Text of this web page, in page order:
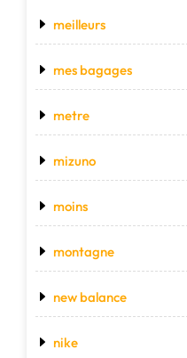
meilleurs
mes bagages
metre
mizuno
moins
montagne
new balance
nike